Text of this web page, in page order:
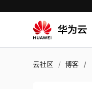
云社区 博客